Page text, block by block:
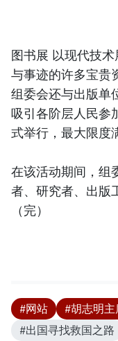
图书展 以现代技
与事迹的许多宝贵
组委会还与出版单
吸引各阶层人民参
式举行，最大限度
在该活动期间，组
者、研究者、出版
（完）
#网站 #胡志明主
#出国寻找救国之路